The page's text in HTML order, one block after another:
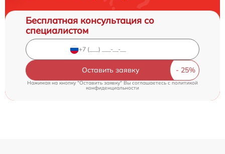
Бесплатная консультация со
специалистом
Оставить заявку
Нажимая на кнопку "Оставить заявку" Вы соглашаетесь cполитикой
конфиденциальности